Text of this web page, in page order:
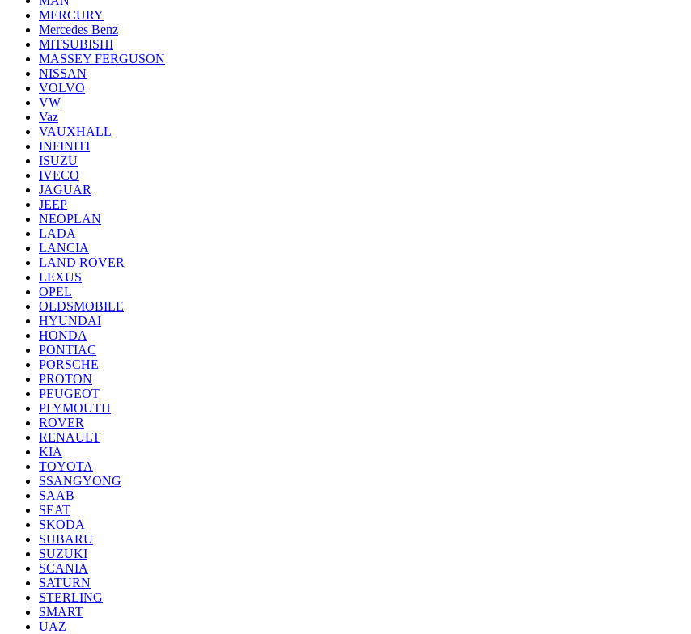
MERCURY
Mercedes Benz
MITSUBISHI
MASSEY FERGUSON
NISSAN
VOLVO
VW
Vaz
VAUXHALL
INFINITI
ISUZU
IVECO
JAGUAR
JEEP
NEOPLAN
LADA
LANCIA
LAND ROVER
LEXUS
OPEL
OLDSMOBILE
HYUNDAI
HONDA
PONTIAC
PORSCHE
PROTON
PEUGEOT
PLYMOUTH
ROVER
RENAULT
KIA
TOYOTA
SSANGYONG
SAAB
SEAT
SKODA
SUBARU
SUZUKI
SCANIA
SATURN
STERLING
SMART
UAZ